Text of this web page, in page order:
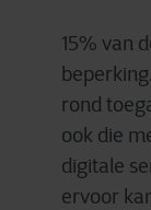
15% van
rond
ook die
digitale
ervoor